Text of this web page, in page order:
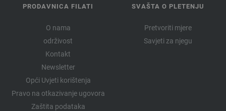
PRODAVNICA FILATI
O nama
održivost
Kontakt
Newsletter
Opći Uvjeti korištenja
Pravo na otkazivanje ugovora
Zaštita podataka
SVAŠTA O PLETENJU
Pretvoriti mjere
Savjeti za njegu